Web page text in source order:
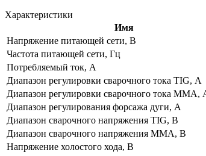
Характеристики
Имя
Напряжение питающей сети, В
Частота питающей сети, Гц
Потребляемый ток, А
Диапазон регулировки сварочного тока TIG, А
Диапазон регулировки сварочного тока MMA,
Диапазон регулирования форсажа дуги, A
Диапазон сварочного напряжения TIG, В
Диапазон сварочного напряжения ММА, В
Напряжение холостого хода, В